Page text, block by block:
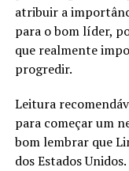
atribuir a
para o bom líder,
que realmente
progredir.
Leitura
para começar um
bom lembrar que
dos Estados Unidos.